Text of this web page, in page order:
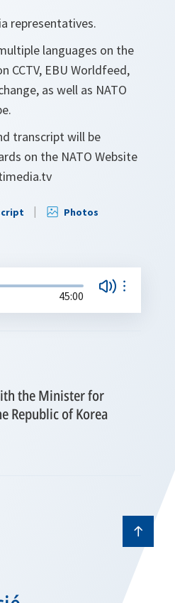
representatives.
languages on the
CCTV, EBU Worldfeed,
as well as NATO
transcript will be
on the NATO Website
Photos
45:00
the Minister for
Republic of Korea